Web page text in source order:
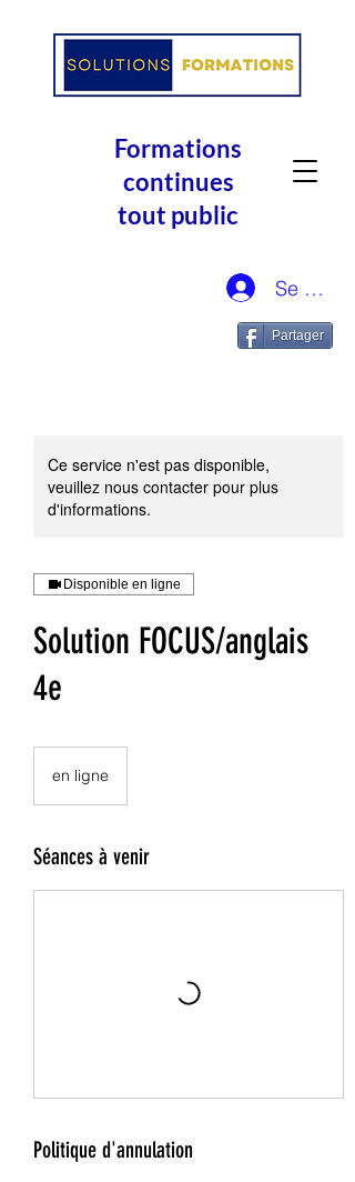
Formations
continues
tout public
Se
Partager
Ce service n'est pas disponible,
veuillez nous contacter pour plus
d'informations.
Disponible en ligne
Solution FOCUS/anglais
4e
en ligne
Séances à venir
Politique d'annulation